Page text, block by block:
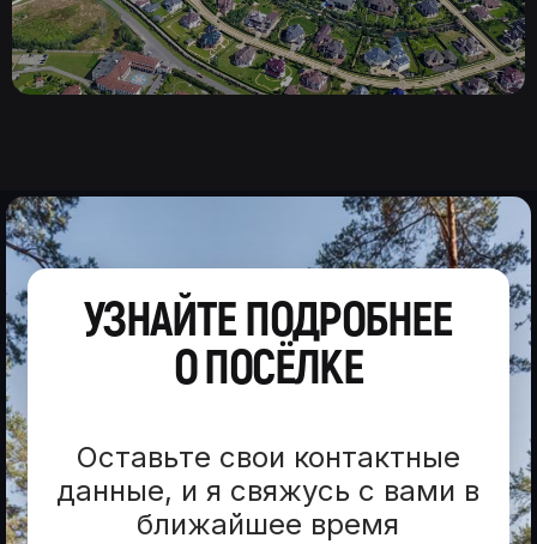
УЗНАЙТЕ ПОДРОБНЕЕ
О ПОСЁЛКЕ
Оставьте свои контактные
данные, и я свяжусь с вами в
ближайшее время